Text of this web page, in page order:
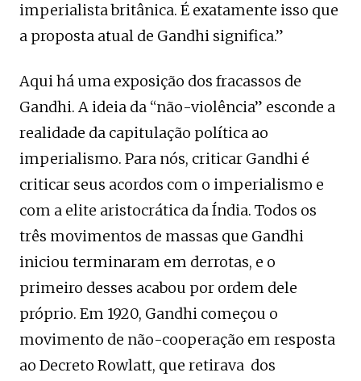
imperialista britânica. É exatamente isso que
a proposta atual de Gandhi significa.”
Aqui há uma exposição dos fracassos de
Gandhi. A ideia da “não-violência” esconde a
realidade da capitulação política ao
imperialismo. Para nós, criticar Gandhi é
criticar seus acordos com o imperialismo e
com a elite aristocrática da Índia. Todos os
três movimentos de massas que Gandhi
iniciou terminaram em derrotas, e o
primeiro desses acabou por ordem dele
próprio. Em 1920, Gandhi começou o
movimento de não-cooperação em resposta
ao Decreto Rowlatt, que retirava dos